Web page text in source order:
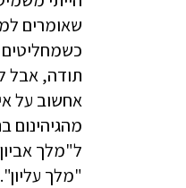
שאומרים
תודה, אבל
אחשוב על
מהגיהינום
ל"מלך
"מלך עליון".